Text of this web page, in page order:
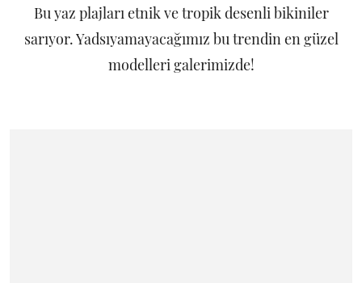
Bu yaz plajları etnik ve tropik desenli bikiniler
sarıyor. Yadsıyamayacağımız bu trendin en güzel
modelleri galerimizde!